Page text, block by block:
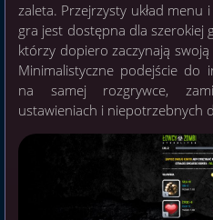
zaleta. Przejrzysty układ menu
gra jest dostępna dla
którzy dopiero zaczynają
Minimalistyczne podejście do
na samej rozgrywce,
ustawieniach i niepotrzebnych